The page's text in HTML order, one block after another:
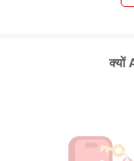
क्यों